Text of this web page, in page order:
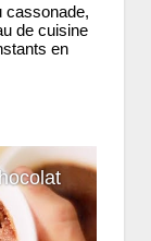
cassonade,
de cuisine
en